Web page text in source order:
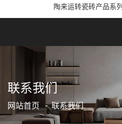
陶来运转瓷砖产品系列
联系我们
网站首页 联系我们